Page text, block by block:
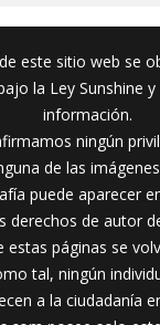
este sitio web se
la Ley Sunshine
información.
ningún
de las
puede aparecer
derechos de autor
estas páginas se
tal, ningún
a la ciudadanía